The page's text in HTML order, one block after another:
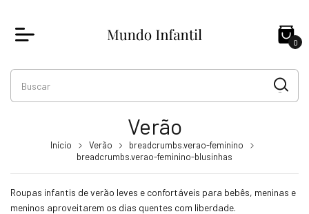
0
Verão
Início Verão
breadcrumbs.verao-feminino
breadcrumbs.verao-feminino-blusinhas
Roupas infantis de verão leves e confortáveis para bebês, meninas e
meninos aproveitarem os dias quentes com liberdade.